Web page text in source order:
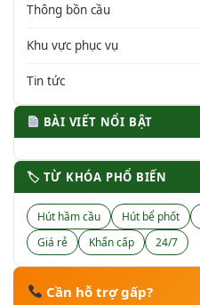
Thông bồn cầu
Khu vực phục vụ
Tin tức
BÀI VIẾT NỔI BẬT
🏷 TỪ KHÓA PHỔ BIẾN
Hút hầm cầu Hút bể phốt
Giá rẻ
Khẩn cấp 24/7
Cần hỗ trợ gấp?